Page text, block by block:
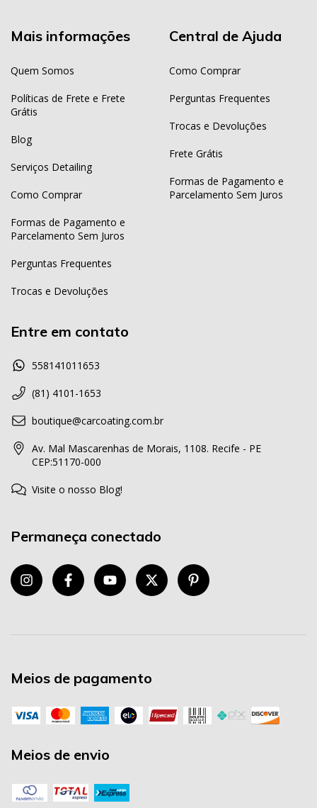
Mais informações
Quem Somos
Políticas de Frete e Frete
Grátis
Blog
Serviços Detailing
Como Comprar
Formas de Pagamento e
Parcelamento Sem Juros
Perguntas Frequentes
Trocas e Devoluções
Central de Ajuda
Como Comprar
Perguntas Frequentes
Trocas e Devoluções
Frete Grátis
Formas de Pagamento e
Parcelamento Sem Juros
Entre em contato
558141011653
(81) 4101-1653
boutique@carcoating.com.br
Av. Mal Mascarenhas de Morais, 1108. Recife - PE
CEP:51170-000
Visite o nosso Blog!
Permaneça conectado
Meios de pagamento
Meios de envio